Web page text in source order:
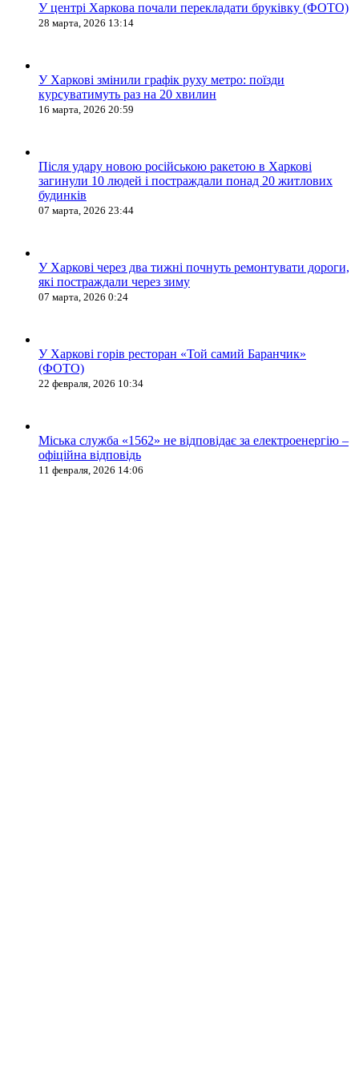
У центрі Харкова почали перекладати бруківку (ФОТО)
28 марта, 2026 13:14
У Харкові змінили графік руху метро: поїзди
курсуватимуть раз на 20 хвилин
16 марта, 2026 20:59
Після удару новою російською ракетою в Харкові
загинули 10 людей і постраждали понад 20 житлових
будинків
07 марта, 2026 23:44
У Харкові через два тижні почнуть ремонтувати дороги,
які постраждали через зиму
07 марта, 2026 0:24
У Харкові горів ресторан «Той самий Баранчик»
(ФОТО)
22 февраля, 2026 10:34
Міська служба «1562» не відповідає за електроенергію –
офіційна відповідь
11 февраля, 2026 14:06